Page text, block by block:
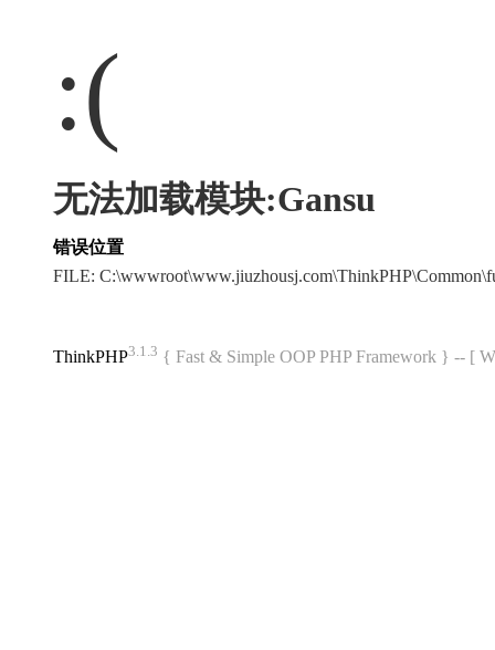
:(
无法加载模块:Gansu
错误位置
FILE:
ThinkPHP3.1.3 { Fast & Simple OOP PHP Framework } -- [